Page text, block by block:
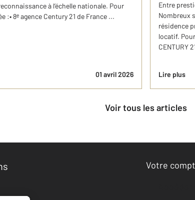
à l’échelle nationale. Pour
:• 8ᵉ agence Century 21 de France ...
01 avril 2026
Entre
Nombreux
résidence
locatif.
CENTURY
Lire plus
Voir tous les articles
Votre